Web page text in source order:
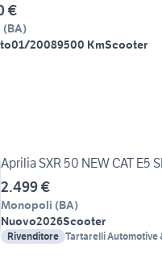
€
(BA)
01/20089500 KmScooter
Aprilia SXR 50 NEW CAT E5
2.499 €
Monopoli (BA)
Nuovo2026Scooter
Rivenditore Tartarelli Automotive